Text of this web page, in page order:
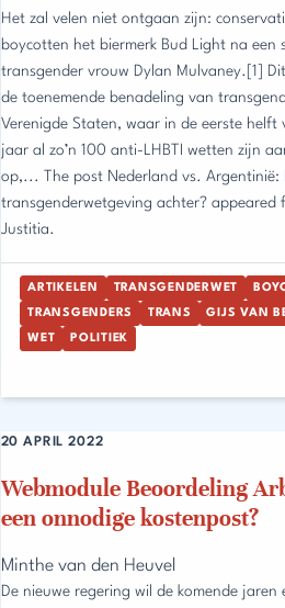
Het zal velen niet ontgaan zijn:
boycotten het biermerk Bud Light na een
transgender vrouw Dylan Mulvaney.[1]
de toenemende benadeling van
Verenigde Staten, waar in de eerste
jaar al zo’n 100 anti-LHBTI wetten zijn
op,... The post Nederland vs. Argentinië:
transgenderwetgeving achter? appeared
Justitia.
ARTIKELEN TRANSGENDERWET
TRANSGENDERS TRANS GIJS VAN
WET POLITIEK
Webmodule Beoordeling
een onnodige kostenpost?
20 APRIL 2022
Minthe van den Heuvel
De nieuwe regering wil de komende jaren